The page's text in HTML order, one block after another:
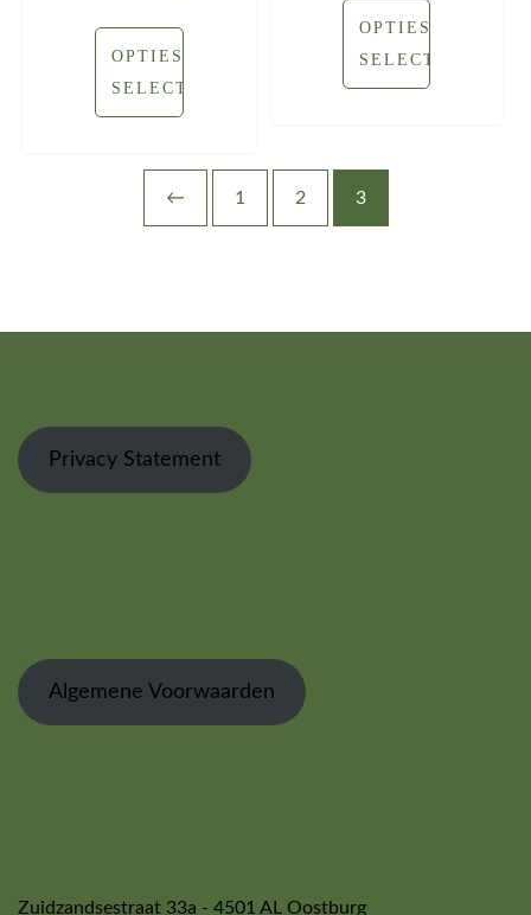
OPTIES
SELECTEREN
OPTIES
SELECTEREN
← 1 2 3
Privacy Statement
Algemene Voorwaarden
Zuidzandsestraat 33a - 4501 AL Oostburg